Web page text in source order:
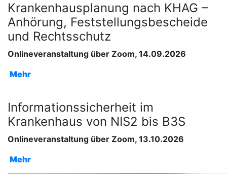
Krankenhausplanung nach KHAG –
Anhörung, Feststellungsbescheide
und Rechtsschutz
Onlineveranstaltung über Zoom, 14.09.2026
Mehr
Informationssicherheit im
Krankenhaus von NIS2 bis B3S
Onlineveranstaltung über Zoom, 13.10.2026
Mehr